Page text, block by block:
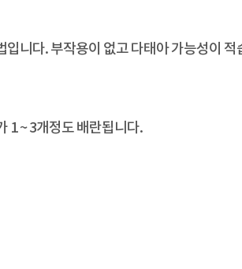
니다. 부작용이 없고 다태아 가능성이 적
1 ~ 3개정도 배란됩니다.